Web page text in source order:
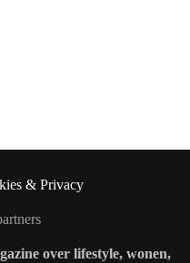
& Privacy
over lifestyle, wonen,